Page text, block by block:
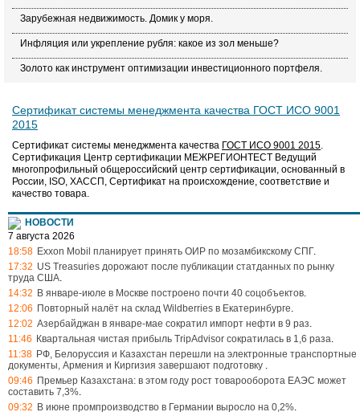
Зарубежная недвижимость. Домик у моря.
Инфляция или укрепление рубля: какое из зол меньше?
Золото как инструмент оптимизации инвестиционного портфеля.
Сертификат системы менеджмента качества ГОСТ ИСО 9001
2015
Сертификат системы менеджмента качества ГОСТ ИСО 9001 2015.
Сертификация Центр сертификации МЕЖРЕГИОНТЕСТ Ведущий
многопрофильный общероссийский центр сертификации, основанный в
России, ISO, ХАССП, Сертификат на происхождение, соответствие и
качество товара.
НОВОСТИ
7 августа 2026
18:58 Exxon Mobil планирует принять ОИР по мозамбикскому СПГ.
17:32 US Treasuries дорожают после публикации статданных по рынку
труда США.
14:32 В январе-июле в Москве построено почти 40 соцобъектов.
12:06 Повторный налёт на склад Wildberries в Екатеринбурге.
12:02 Азербайджан в январе-мае сократил импорт нефти в 9 раз.
11:46 Квартальная чистая прибыль TripAdvisor сократилась в 1,6 раза.
11:38 РФ, Белоруссия и Казахстан перешли на электронные транспортные
документы, Армения и Киргизия завершают подготовку .
09:46 Премьер Казахстана: в этом году рост товарооборота ЕАЭС может
составить 7,3%.
09:32 В июне промпроизводство в Германии выросло на 0,2%.